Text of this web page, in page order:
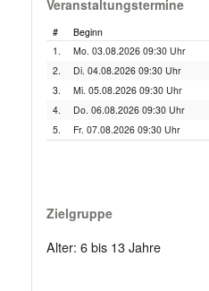
Veranstaltungstermine
# Beginn
1.
Mo. 03.08.2026 09:30 Uhr
2.
Di. 04.08.2026 09:30 Uhr
3.
Mi. 05.08.2026 09:30 Uhr
4.
Do. 06.08.2026 09:30 Uhr
5.
Fr. 07.08.2026 09:30 Uhr
Zielgruppe
Alter: 6 bis 13 Jahre